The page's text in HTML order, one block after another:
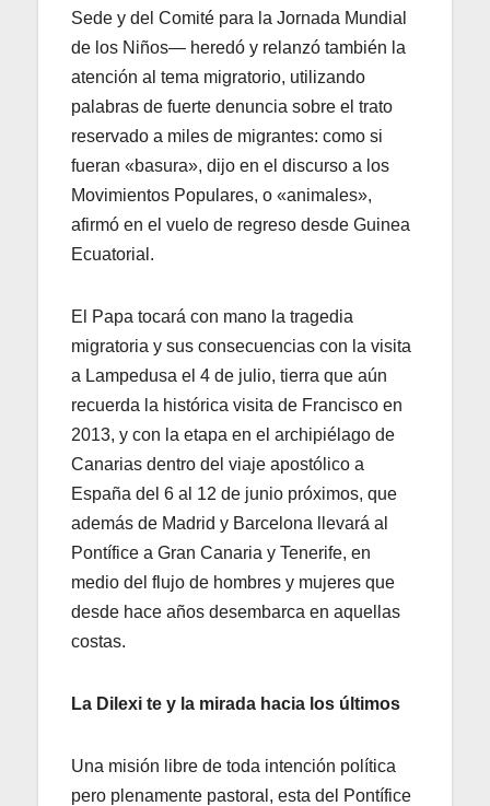
Sede y del Comité para la Jornada Mundial
de los Niños— heredó y relanzó también la
atención al tema migratorio, utilizando
palabras de fuerte denuncia sobre el trato
reservado a miles de migrantes: como si
fueran «basura», dijo en el discurso a los
Movimientos Populares, o «animales»,
afirmó en el vuelo de regreso desde Guinea
Ecuatorial.
El Papa tocará con mano la tragedia
migratoria y sus consecuencias con la visita
a Lampedusa el 4 de julio, tierra que aún
recuerda la histórica visita de Francisco en
2013, y con la etapa en el archipiélago de
Canarias dentro del viaje apostólico a
España del 6 al 12 de junio próximos, que
además de Madrid y Barcelona llevará al
Pontífice a Gran Canaria y Tenerife, en
medio del flujo de hombres y mujeres que
desde hace años desembarca en aquellas
costas.
La Dilexi te y la mirada hacia los últimos
Una misión libre de toda intención política
pero plenamente pastoral, esta del Pontífice